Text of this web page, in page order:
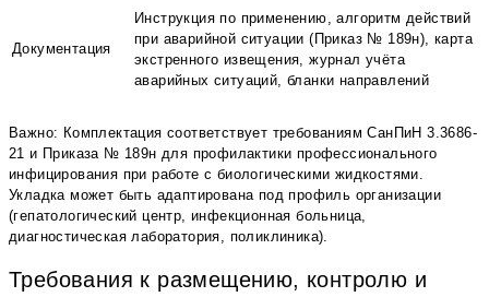
Документация
Инструкция по применению, алгоритм действий
при аварийной ситуации (Приказ № 189н), карта
экстренного извещения, журнал учёта
аварийных ситуаций, бланки направлений
Важно: Комплектация соответствует требованиям СанПиН 3.3686-
21 и Приказа № 189н для профилактики профессионального
инфицирования при работе с биологическими жидкостями.
Укладка может быть адаптирована под профиль организации
(гепатологический центр, инфекционная больница,
диагностическая лаборатория, поликлиника).
Требования к размещению, контролю и